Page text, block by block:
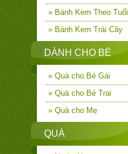
» Bánh Kem Theo Tuổi
» Bánh Kem Trái Cây
DÀNH CHO BÉ
» Quà cho Bé Gái
» Quà cho Bé Trai
» Quà cho Mẹ
QUÀ